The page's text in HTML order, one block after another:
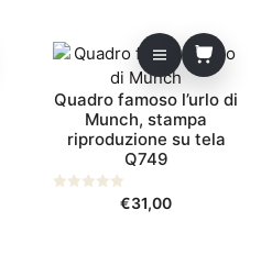
Quadro famoso l’urlo di
Munch, stampa
riproduzione su tela
Q749
€31,00